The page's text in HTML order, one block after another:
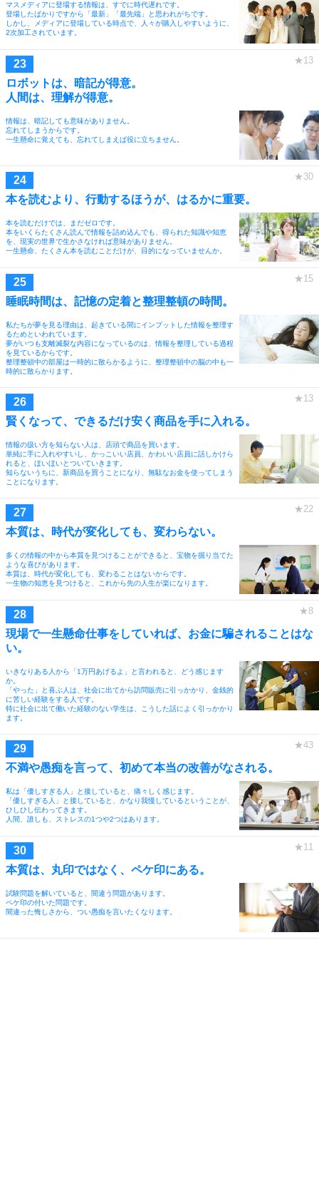
マスメディアに登場する情報は、すでに時代遅れです。
登場したばかりですから「最新」「最先端」と思われがちです。
しかし、メディアに登場している時点で、人々が購入しやすいように、
2次加工されています。
ロボットは、暗記が得意。
人間は、理解が得意。
情報は、暗記しても意味がありません。
忘れてしまうからです。
一生懸命に覚えても、忘れてしまえば役に立ちません。
本を読むより、行動するほうが、はるかに重要。
本を読むだけでは、まだゼロです。
本をいくらたくさん読んで情報を詰め込んでも、得られた知識や知恵
を、現実の世界で生かさなければ意味がありません。
一生懸命、たくさん本を読むことだけが、目的になっていませんか。
睡眠時間は、記憶の定着と整理整頓の時間。
私たちが夢を見る理由は、起きている間にインプットした情報を整理す
るためといわれています。
夢がいつも支離滅裂な内容になっているのは、情報を整理している過程
を見ているからです。
整理整頓中の部屋は一時的に散らかるように、整理整頓中の脳の中も一
時的に散らかります。
賢くなって、できるだけ安く商品を手に入れる。
情報の扱い方を知らない人は、店頭で商品を買います。
単純に手に入れやすいし、かっこいい店員、かわいい店員に話しかけら
れると、ほいほいとついていきます。
知らないうちに、新商品を買うことになり、無駄なお金を使ってしまう
ことになります。
本質は、時代が変化しても、変わらない。
多くの情報の中から本質を見つけることができると、宝物を掘り当てた
ような喜びがあります。
本質は、時代が変化しても、変わることはないからです。
一生物の知恵を見つけると、これから先の人生が楽になります。
現場で一生懸命仕事をしていれば、お金に騙されることはな
い。
いきなりある人から「1万円あげるよ」と言われると、どう感じます
か。
「やった」と喜ぶ人は、社会に出てから訪問販売に引っかかり、金銭的
に苦しい経験をする人です。
特に社会に出て働いた経験のない学生は、こうした話によく引っかかり
ます。
不満や愚痴を言って、初めて本当の改善がなされる。
私は「優しすぎる人」と接していると、痛々しく感じます。
「優しすぎる人」と接していると、かなり我慢しているということが、
ひしひし伝わってきます。
人間、誰しも、ストレスの1つや2つはあります。
本質は、丸印ではなく、ペケ印にある。
試験問題を解いていると、間違う問題があります。
ペケ印の付いた問題です。
間違った悔しさから、つい愚痴を言いたくなります。